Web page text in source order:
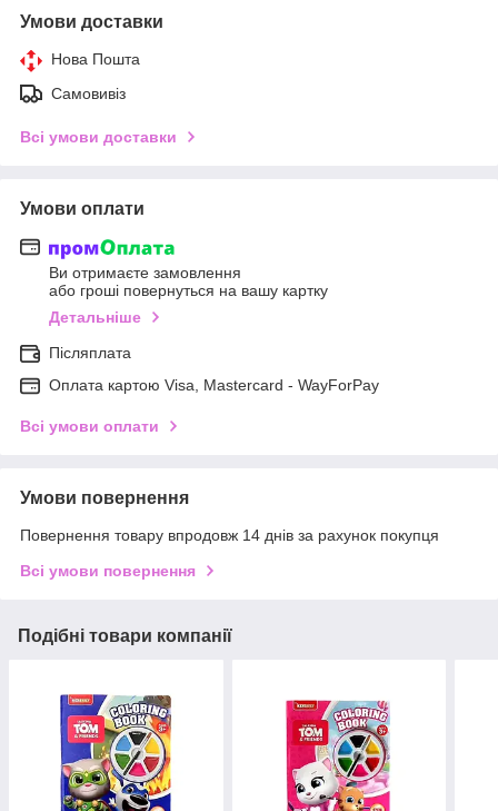
Умови доставки
Нова Пошта
Самовивіз
Всі умови доставки
Умови оплати
Ви отримаєте замовлення
або гроші повернуться на вашу картку
Детальніше
Післяплата
Оплата картою Visa, Mastercard - WayForPay
Всі умови оплати
Умови повернення
Повернення товару впродовж 14 днів за рахунок покупця
Всі умови повернення
Подібні товари компанії